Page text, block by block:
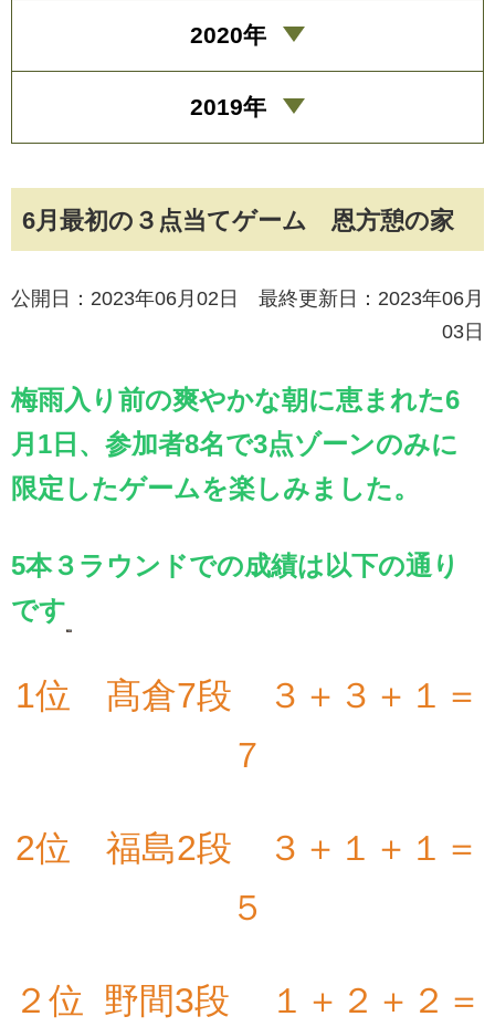
6月最初の３点当てゲーム 恩方憩の家
公開日：2023年06月02日 最終更新日：2023年06月
03日
梅雨入り前の爽やかな朝に恵まれた6
月1日、参加者8名で3点ゾーンのみに
限定したゲームを楽しみました。
5本３ラウンドでの成績は以下の通り
です
1位 髙倉7段 ３＋３＋１＝
７
2位 福島2段 ３＋１＋１＝
５
２位 野間3段 １＋２＋２ ＝
2020年
2019年